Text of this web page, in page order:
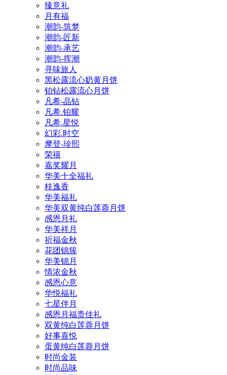
臻意礼
月有福
潮韵-筑梦
潮韵-匠新
潮韵-承艺
潮韵-挥潮
寻味旅人
黑松露流心奶黄月饼
铂钻松露流心月饼
凡希-晶钻
凡希.铂耀
凡希.星悦
幻彩.时空
摩登-珍熙
荣禧
嘉奖耀月
华美十全福礼
桂逸香
华美福礼
华美双黄纯白莲蓉月饼
感恩月礼
华美祥月
祈福金秋
花团锦簇
华美锦月
情浓金秋
感恩心意
华悦福礼
七星伴月
感恩月福贵佳礼
双黄纯白莲蓉月饼
好事喜悦
蛋黄纯白莲蓉月饼
时尚金装
时尚品味